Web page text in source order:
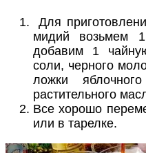
Для
мидий возьмем
добавим 1
соли, черного
ложки
растительного
Все хорошо
или в тарелке.